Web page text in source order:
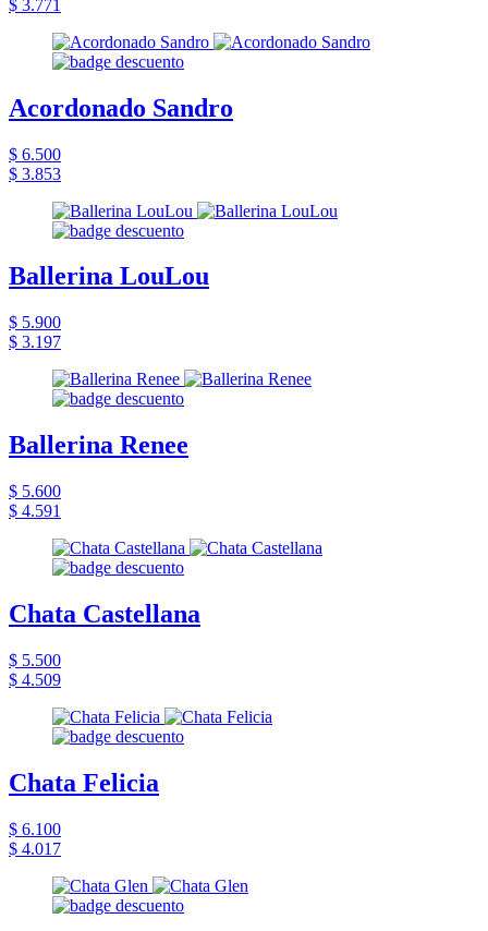
$ 3.771
Acordonado Sandro
$ 6.500
$ 3.853
Ballerina LouLou
$ 5.900
$ 3.197
Ballerina Renee
$ 5.600
$ 4.591
Chata Castellana
$ 5.500
$ 4.509
Chata Felicia
$ 6.100
$ 4.017